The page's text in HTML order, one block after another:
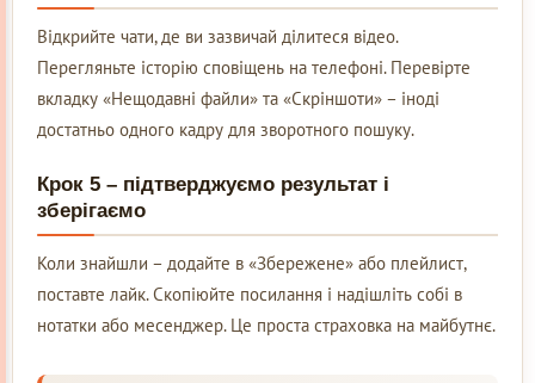
Відкрийте чати, де ви зазвичай ділитеся відео.
Перегляньте історію сповіщень на телефоні. Перевірте
вкладку «Нещодавні файли» та «Скріншоти» – іноді
достатньо одного кадру для зворотного пошуку.
Крок 5 – підтверджуємо результат і
зберігаємо
Коли знайшли – додайте в «Збережене» або плейлист,
поставте лайк. Скопіюйте посилання і надішліть собі в
нотатки або месенджер. Це проста страховка на майбутнє.